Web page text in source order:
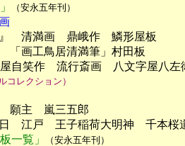
（安永五年刊）
清満画　鼎峨作　鱗形屋板
画工鳥居清満筆」村田板
笑作　流行斎画　八文字屋八左
コレクション）
主　嵐三五郎
戸　王子稲荷大明神　千本桜
一覧」
（安永五年刊）